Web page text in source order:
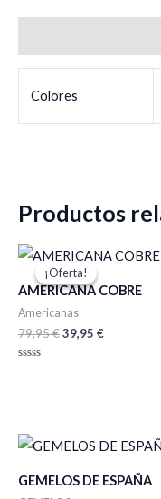
Colores
Productos
¡Oferta!
¡Oferta!
AMERICANA COBRE
Americanas
79,95€
El
precio
original
era:
79,95 €.
39,95 €
El
precio
es:
GEMELOS DE ESPAÑA